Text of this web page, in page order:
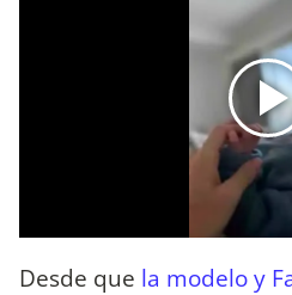
Desde que la modelo y